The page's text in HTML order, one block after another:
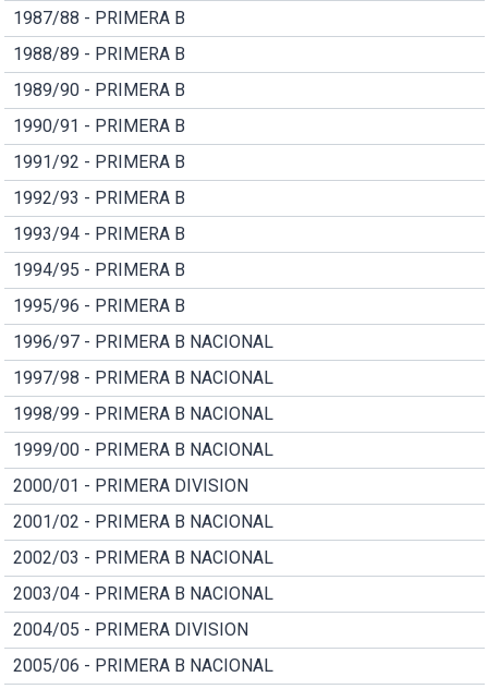
1987/88 - PRIMERA B
1988/89 - PRIMERA B
1989/90 - PRIMERA B
1990/91 - PRIMERA B
1991/92 - PRIMERA B
1992/93 - PRIMERA B
1993/94 - PRIMERA B
1994/95 - PRIMERA B
1995/96 - PRIMERA B
1996/97 - PRIMERA B NACIONAL
1997/98 - PRIMERA B NACIONAL
1998/99 - PRIMERA B NACIONAL
1999/00 - PRIMERA B NACIONAL
2000/01 - PRIMERA DIVISION
2001/02 - PRIMERA B NACIONAL
2002/03 - PRIMERA B NACIONAL
2003/04 - PRIMERA B NACIONAL
2004/05 - PRIMERA DIVISION
2005/06 - PRIMERA B NACIONAL